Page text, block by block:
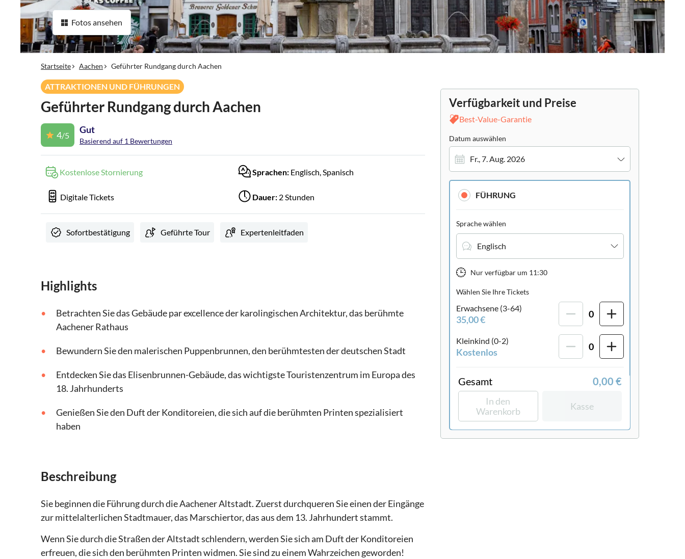
Fotos ansehen
Startseite Aachen Geführter Rundgang durch Aachen
ATTRAKTIONEN UND FÜHRUNGEN
Geführter Rundgang durch Aachen
4/5
Gut
Basierend auf 1 Bewertungen
Kostenlose Stornierung Sprachen: Englisch, Spanisch
Digitale Tickets Dauer: 2 Stunden
Sofortbestätigung Geführte Tour Expertenleitfaden
Highlights
Betrachten Sie das Gebäude par excellence der karolingischen Architektur, das berühmte
Aachener Rathaus
Bewundern Sie den malerischen Puppenbrunnen, den berühmtesten der deutschen Stadt
Entdecken Sie das Elisenbrunnen-Gebäude, das wichtigste Touristenzentrum im Europa des
18. Jahrhunderts
Genießen Sie den Duft der Konditoreien, die sich auf die berühmten Printen spezialisiert
haben
Beschreibung
Sie beginnen die Führung durch die Aachener Altstadt. Zuerst durchqueren Sie einen der Eingänge
zur mittelalterlichen Stadtmauer, das Marschiertor, das aus dem 13. Jahrhundert stammt.
Wenn Sie durch die Straßen der Altstadt schlendern, werden Sie sich am Duft der Konditoreien
erfreuen, die sich den berühmten Printen widmen. Sie sind zu einem Wahrzeichen geworden!
Verfügbarkeit und Preise
Best-Value-Garantie
Datum auswählen
Fr., 7. Aug. 2026
FÜHRUNG
Sprache wählen
Englisch
Nur verfügbar um 11:30
Wählen Sie Ihre Tickets
Erwachsene (3-64)
35,00 € 0
Kleinkind (0-2)
Kostenlos 0
Gesamt 0,00 €
In den
Warenkorb
Kasse